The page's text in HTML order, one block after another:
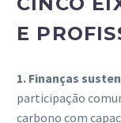
E
1. Finanças
participação
carbono com